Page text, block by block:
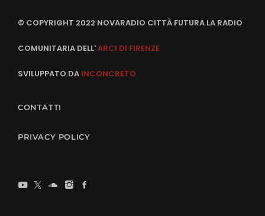
© COPYRIGHT 2022 NOVARADIO CITTÀ FUTURA LA RADIO
COMUNITARIA DELL'ARCI DI FIRENZE
SVILUPPATO DA INCONCRETO
CONTATTI
PRIVACY POLICY